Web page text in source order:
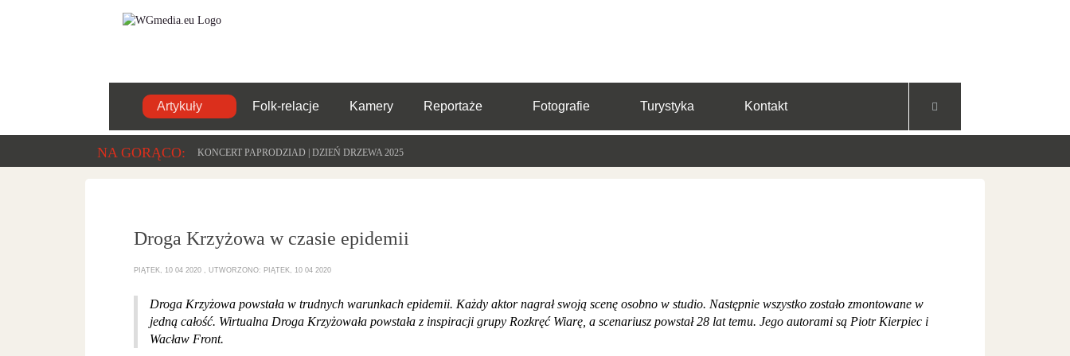
Artykuły Folk-relacje Kamery Reportaże Fotografie Turystyka Kontakt
NA GORĄCO: KONCERT PAPRODZIAD | DZIEŃ DRZEWA 2025
Droga Krzyżowa w czasie epidemii
PIĄTEK, 10 04 2020 UTWORZONO: PIĄTEK, 10 04 2020
Droga Krzyżowa powstała w trudnych warunkach epidemii. Każdy aktor nagrał swoją scenę osobno w studio. Następnie wszystko zostało zmontowane w
jedną całość. Wirtualna Droga Krzyżowała powstała z inspiracji grupy Rozkręć Wiarę, a scenariusz powstał 28 lat temu. Jego autorami są Piotr Kierpiec i
Wacław Front.